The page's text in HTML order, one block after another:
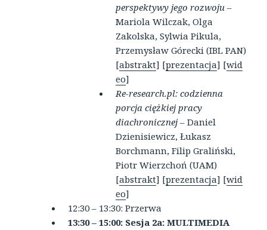
perspektywy jego rozwoju –
Mariola Wilczak, Olga
Zakolska, Sylwia Pikula,
Przemysław Górecki (IBL PAN)
[abstrakt] [prezentacja] [wid
eo]
Re-research.pl: codzienna
porcja ciężkiej pracy
diachronicznej– Daniel
Dzienisiewicz, Łukasz
Borchmann, Filip Graliński,
Piotr Wierzchoń (UAM)
[abstrakt] [prezentacja] [wid
eo]
12:30 – 13:30: Przerwa
13:30 – 15:00: Sesja 2a:MULTIMEDIA